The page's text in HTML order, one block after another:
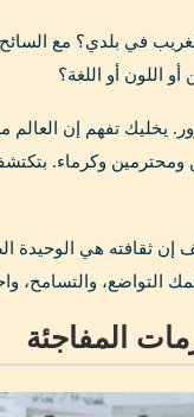
في بلدي؟ مع
اللون أو اللغة؟
يخليك تفهم إن
وكرماء.
ثقافته هي الوحيدة
التواضع، والتسامح،